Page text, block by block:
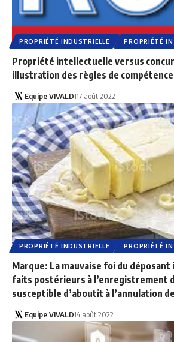
PROPRIÉTÉ INDUSTRIELLE PROPRIÉTÉ
Propriété intellectuelle versus
illustration des règles de compétence
Equipe VIVALDI17 août 2022
PROPRIÉTÉ INDUSTRIELLE PROPRIÉTÉ
Marque: La mauvaise foi du
faits postérieurs à l’enregistrement
susceptible d’aboutit à l’annulation
Equipe VIVALDI4 août 2022